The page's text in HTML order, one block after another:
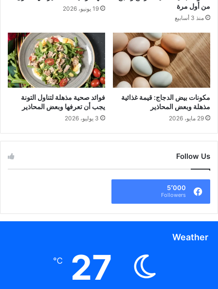
من أول مرة
منذ 3 أسابيع
19 يونيو، 2026
مكونات بيض الدجاج: قيمة غذائية
مذهلة وبعض المحاذير
29 مايو، 2026
فوائد صحية مذهلة لتناول التونة
يجب أن تعرفها وبعض المحاذير
3 يوليو، 2026
Follow Us
5٬000
Followers
Weather
27
℃